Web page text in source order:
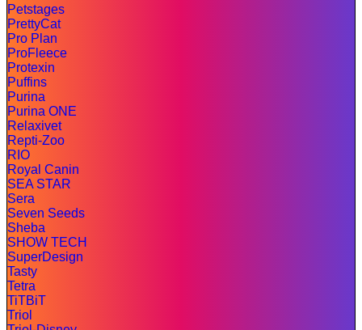
Petstages
PrettyCat
Pro Plan
ProFleece
Protexin
Puffins
Purina
Purina ONE
Relaxivet
Repti-Zoo
RIO
Royal Canin
SEA STAR
Sera
Seven Seeds
Sheba
SHOW TECH
SuperDesign
Tasty
Tetra
TiTBiT
Triol